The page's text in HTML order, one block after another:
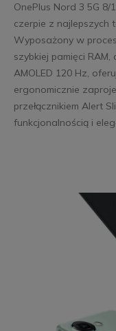
OnePlus Nord 3 5G 8/
czerpie z najlepszych
Wyposażony w
szybkiej pamięci
AMOLED 120 Hz,
ergonomicznie
przełącznikiem Alert
funkcjonalnością i